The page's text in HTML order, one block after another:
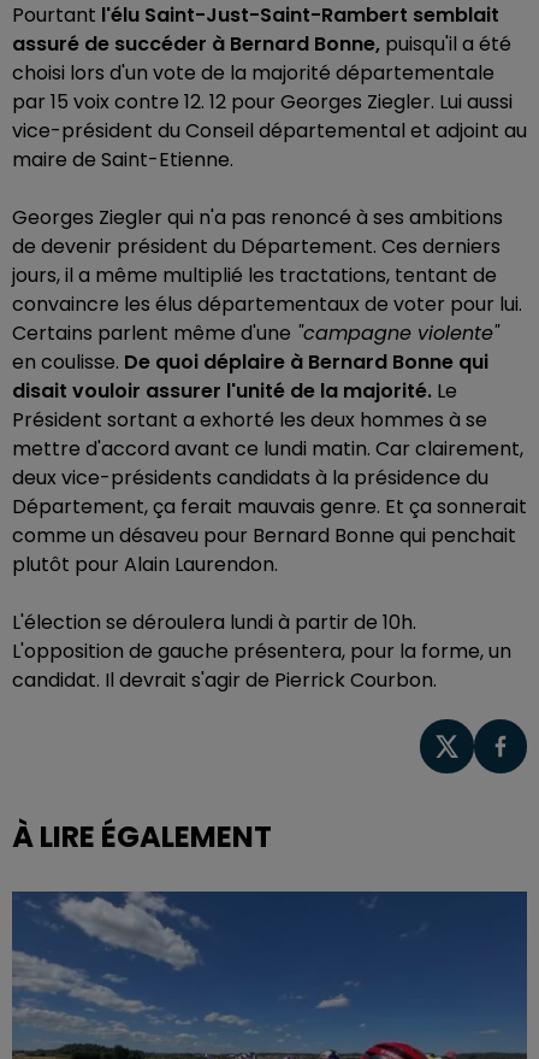
Pourtant l'élu Saint-Just-Saint-Rambert semblait
assuré de succéder à Bernard Bonne, puisqu'il a été
choisi lors d'un vote de la majorité départementale
par 15 voix contre 12. 12 pour Georges Ziegler. Lui aussi
vice-président du Conseil départemental et adjoint au
maire de Saint-Etienne.
Georges Ziegler qui n'a pas renoncé à ses ambitions
de devenir président du Département. Ces derniers
jours, il a même multiplié les tractations, tentant de
convaincre les élus départementaux de voter pour lui.
Certains parlent même d'une "campagne violente"
en coulisse. De quoi déplaire à Bernard Bonne qui
disait vouloir assurer l'unité de la majorité. Le
Président sortant a exhorté les deux hommes à se
mettre d'accord avant ce lundi matin. Car clairement,
deux vice-présidents candidats à la présidence du
Département, ça ferait mauvais genre. Et ça sonnerait
comme un désaveu pour Bernard Bonne qui penchait
plutôt pour Alain Laurendon.
L'élection se déroulera lundi à partir de 10h.
L'opposition de gauche présentera, pour la forme, un
candidat. Il devrait s'agir de Pierrick Courbon.
À LIRE ÉGALEMENT